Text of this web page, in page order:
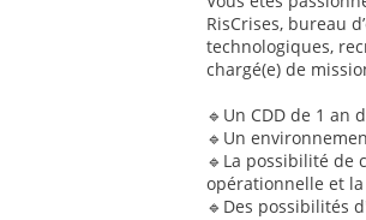
RisCrises, bureau
technologiques,
chargé(e) de
🔹Un CDD de 1 an
🔹Un
🔹La possibilité de
opérationnelle et
🔹Des possibilités